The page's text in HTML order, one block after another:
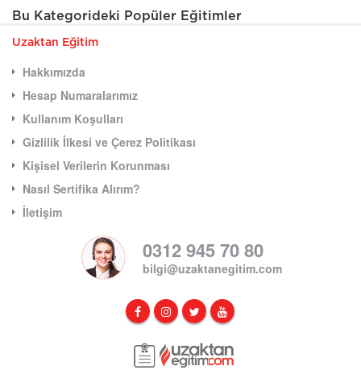
Bu Kategorideki Popüler Eğitimler
Uzaktan Eğitim
Hakkımızda
Hesap Numaralarımız
Kullanım Koşulları
Gizlilik İlkesi ve Çerez Politikası
Kişisel Verilerin Korunması
Nasıl Sertifika Alırım?
İletişim
0312 945 70 80
bilgi@uzaktanegitim.com